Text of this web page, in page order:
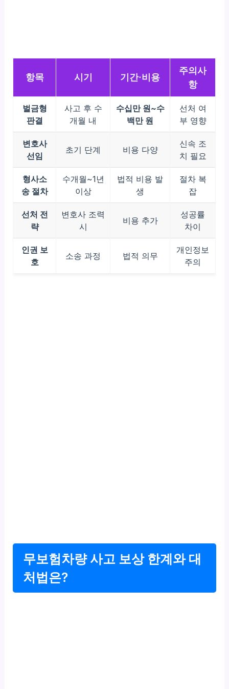
항목 시기 기간·비용
주의사
항
벌금형
판결
사고 후 수
개월 내
수십만 원~수
백만 원
선처 여
부 영향
변호사
선임
초기 단계 비용 다양
신속 조
치 필요
형사소
송 절차
수개월~1년
이상
법적 비용 발
생
절차 복
잡
선처 전
략
변호사 조력
시
비용 추가
성공률
차이
인권 보
호
소송 과정 법적 의무
개인정보
주의
무보험차량 사고 보상 한계와 대
처법은?